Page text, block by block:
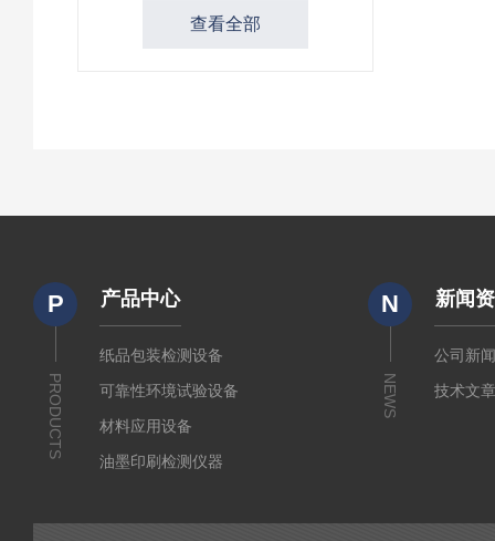
查看全部
P
PRODUCTS
产品中心
纸品包装检测设备
可靠性环境试验设备
材料应用设备
油墨印刷检测仪器
N
NEWS
新闻
公司新
技术文